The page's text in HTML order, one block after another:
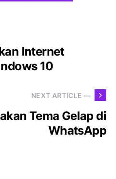
Internet
10
NEXT ARTICLE —
Tema Gelap di
WhatsApp